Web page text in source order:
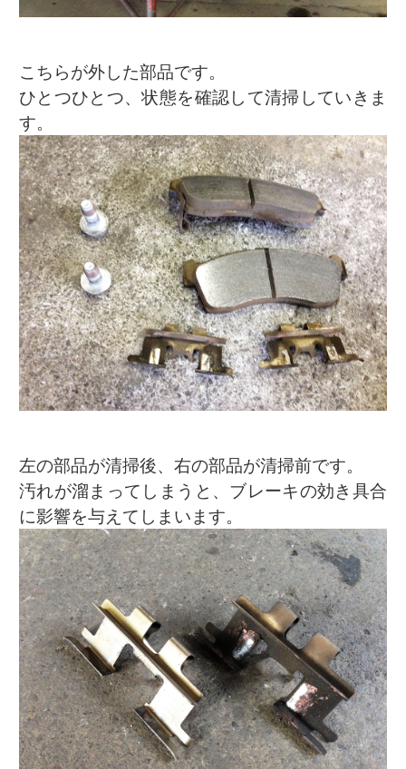
こちらが外した部品です。
ひとつひとつ、状態を確認して清掃していきま
す。
左の部品が清掃後、右の部品が清掃前です。
汚れが溜まってしまうと、ブレーキの効き具合
に影響を与えてしまいます。